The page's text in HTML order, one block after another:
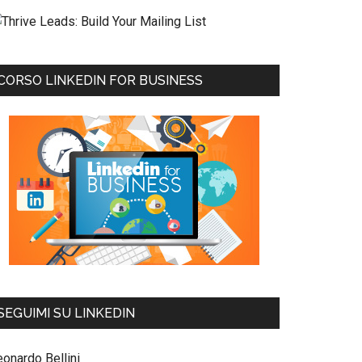
LINKEDIN FOR BUSINESS
SU LINKEDIN
Bellini